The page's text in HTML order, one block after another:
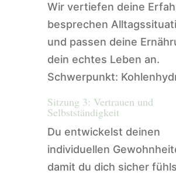
Wir vertiefen deine
besprechen
und passen deine
dein echtes Leben an.
Schwerpunkt:
Sitzung 3: Vertrauen und
Selbstständigkeit
Du entwickelst deinen
individuellen
damit du dich sicher